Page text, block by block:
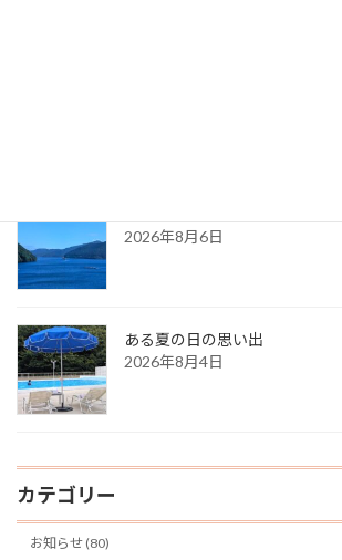
2026年8月6日
ある夏の日の思い出
2026年8月4日
カテゴリー
お知らせ (80)